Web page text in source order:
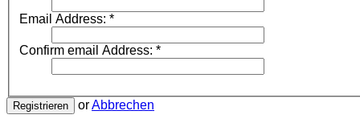
Email Address: *
Confirm email Address: *
Registrieren orAbbrechen